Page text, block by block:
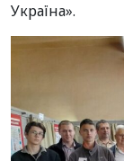
Україна».